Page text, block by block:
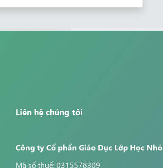
Liên hệ chúng tôi
Công ty Cổ phần Giáo Dục Lớp Học Nhỏ
Mã số thuế: 0315578309